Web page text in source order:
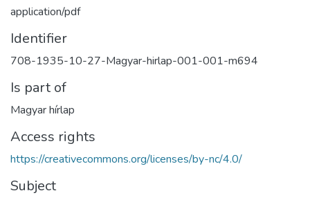
application/pdf
Identifier
708-1935-10-27-Magyar-hirlap-001-001-m694
Is part of
Magyar hírlap
Access rights
https://creativecommons.org/licenses/by-nc/4.0/
Subject